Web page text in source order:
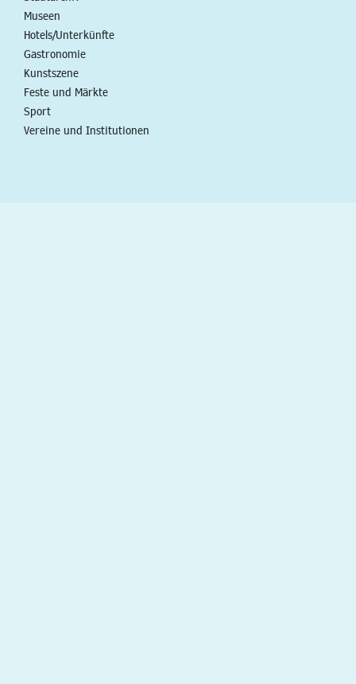
Museen
Hotels/Unterkünfte
Gastronomie
Kunstszene
Feste und Märkte
Sport
Vereine und Institutionen